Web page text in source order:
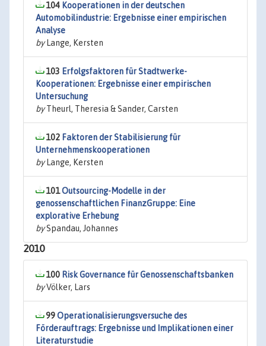
104 Kooperationen in der deutschen
Automobilindustrie: Ergebnisse einer empirischen
Analyse
byLange, Kersten
103 Erfolgsfaktoren für Stadtwerke-
Kooperationen: Ergebnisse einer empirischen
Untersuchung
byTheurl, Theresia & Sander, Carsten
102 Faktoren der Stabilisierung für
Unternehmenskooperationen
byLange, Kersten
101Outsourcing-Modelle in der
genossenschaftlichen FinanzGruppe: Eine
explorative Erhebung
bySpandau, Johannes
2010
100 Risk Governance für Genossenschaftsbanken
byVölker, Lars
99Operationalisierungsversuche des
Förderauftrags: Ergebnisse und Implikationen einer
Literaturstudie